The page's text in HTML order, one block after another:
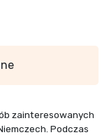
zainteresowanych
Podczas